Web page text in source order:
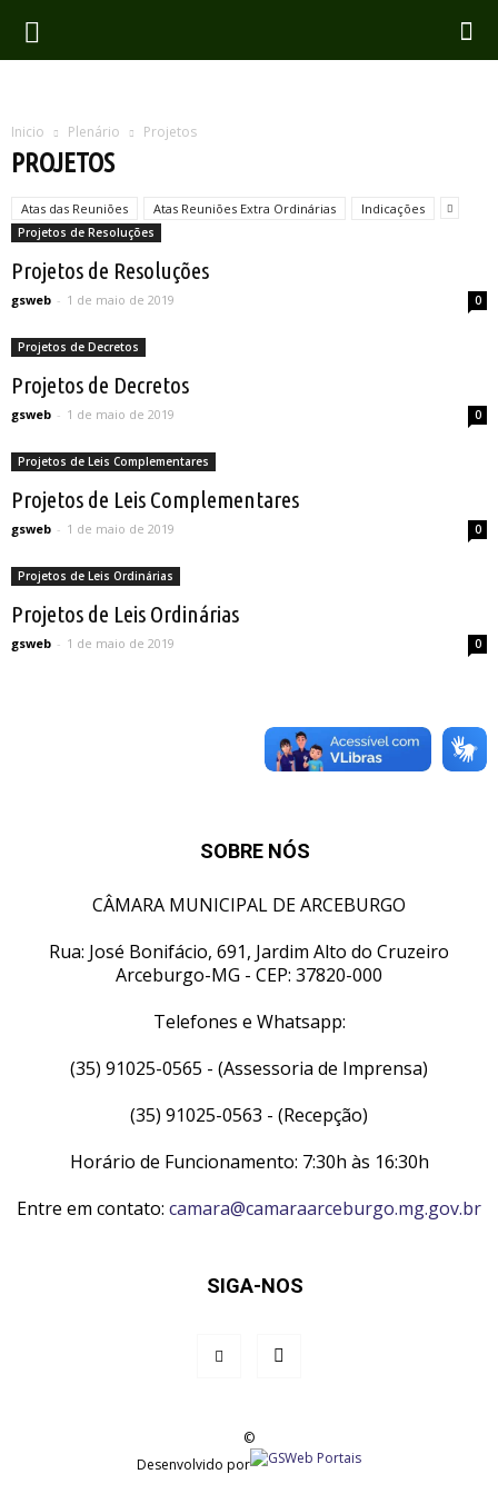
Inicio Plenário Projetos
PROJETOS
Atas das Reuniões Atas Reuniões Extra Ordinárias Indicações
Projetos de Resoluções
Projetos de Resoluções
gsweb - 1 de maio de 2019 0
Projetos de Decretos
Projetos de Decretos
gsweb - 1 de maio de 2019 0
Projetos de Leis Complementares
Projetos de Leis Complementares
gsweb - 1 de maio de 2019 0
Projetos de Leis Ordinárias
Projetos de Leis Ordinárias
gsweb - 1 de maio de 2019 0
SOBRE NÓS
CÂMARA MUNICIPAL DE ARCEBURGO
Rua: José Bonifácio, 691, Jardim Alto do Cruzeiro
Arceburgo-MG - CEP: 37820-000
Telefones e Whatsapp:
(35) 91025-0565 - (Assessoria de Imprensa)
(35) 91025-0563 - (Recepção)
Horário de Funcionamento: 7:30h às 16:30h
Entre em contato: camara@camaraarceburgo.mg.gov.br
SIGA-NOS
©
Desenvolvido por